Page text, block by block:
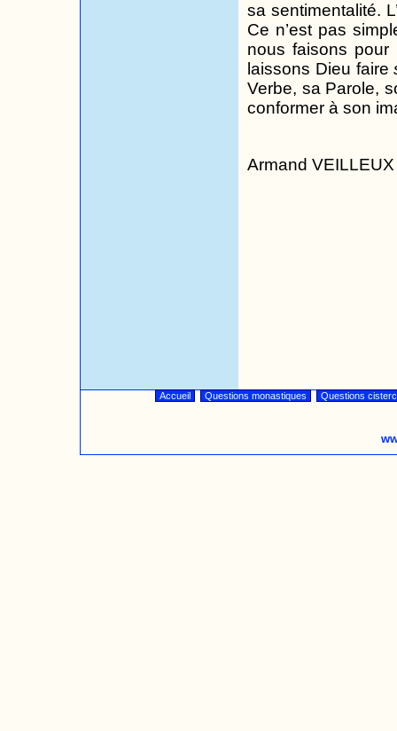
sa sentimentalité.
Ce n’est pas
nous faisons
laissons Dieu faire
Verbe, sa Parole,
conformer à son
Armand VEILLEUX
Accueil Questions monastiques Questions